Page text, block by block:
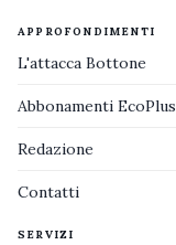
APPROFONDIMENTI
L'attacca Bottone
Abbonamenti EcoPlus
Redazione
Contatti
SERVIZI